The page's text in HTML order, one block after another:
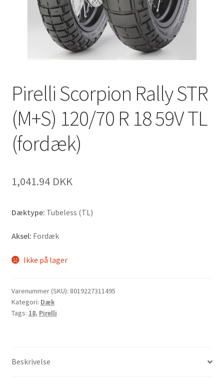
Pirelli Scorpion Rally STR
(M+S) 120/70 R 18 59V TL
(fordæk)
1,041.94 DKK
Dæktype: Tubeless (TL)
Aksel: Fordæk
Ikke på lager
Varenummer (SKU): 8019227311495
Kategori: Dæk
Tags: 18, Pirelli
Beskrivelse